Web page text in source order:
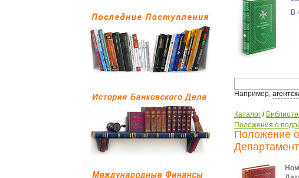
В
Например,
Каталог /
Положения о
Положение